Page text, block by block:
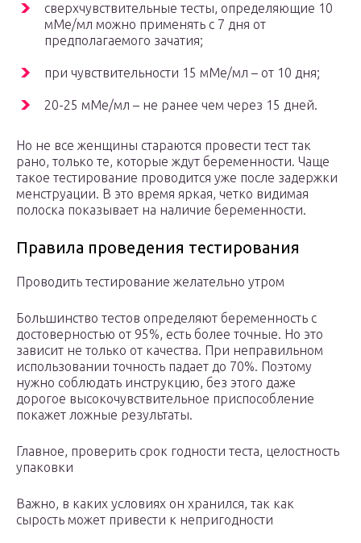
сверхчувствительные тесты, определяющие 10
мМе/мл можно применять с 7 дня от
предполагаемого зачатия;
при чувствительности 15 мМе/мл – от 10 дня;
20-25 мМе/мл – не ранее чем через 15 дней.
Но не все женщины стараются провести тест так
рано, только те, которые ждут беременности. Чаще
такое тестирование проводится уже после задержки
менструации. В это время яркая, четко видимая
полоска показывает на наличие беременности.
Правила проведения тестирования
Проводить тестирование желательно утром
Большинство тестов определяют беременность с
достоверностью от 95%, есть более точные. Но это
зависит не только от качества. При неправильном
использовании точность падает до 70%. Поэтому
нужно соблюдать инструкцию, без этого даже
дорогое высокочувствительное приспособление
покажет ложные результаты.
Главное, проверить срок годности теста, целостность
упаковки
Важно, в каких условиях он хранился, так как
сырость может привести к непригодности